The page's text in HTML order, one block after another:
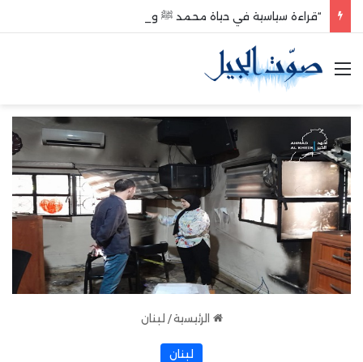
“قراءة سياسية في حياة محمد ﷺ وبعد وفاته”
القائمة
الرئيسية / لبنان
لبنان